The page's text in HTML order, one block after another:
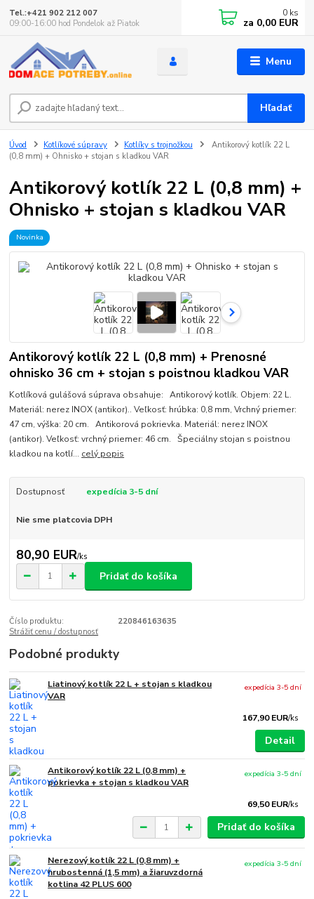
Menu
Hľadať
Tel.:+421 902 212 007
09:00-16:00 hod Pondelok až Piatok
0 ks
za 0,00 EUR
Úvod Kotlíkové súpravy Kotlíky s trojnožkou
Antikorový kotlík 22 L
(0,8 mm) + Ohnisko + stojan s kladkou VAR
Antikorový kotlík 22 L (0,8 mm) +
Ohnisko + stojan s kladkou VAR
Novinka
Antikorový kotlík 22 L (0,8 mm) + Prenosné
ohnisko 36 cm + stojan s poistnou kladkou VAR
Kotlíková gulášová súprava obsahuje: Antikorový kotlík. Objem: 22 L.
Materiál: nerez INOX (antikor).. Veľkosť: hrúbka: 0,8 mm, Vrchný priemer:
47 cm, výška: 20 cm. Antikorová pokrievka. Materiál: nerez INOX
(antikor). Veľkosť: vrchný priemer: 46 cm. Špeciálny stojan s poistnou
kladkou na kotlí... celý popis
Dostupnosť expedícia 3-5 dní
Nie sme platcovia DPH
80,90 EUR/ks
Pridať do košíka
Číslo produktu:
220846163635
Strážiť cenu / dostupnosť
Podobné produkty
Liatinový kotlík 22 L + stojan s kladkou
VAR
167,90 EUR/ks
expedícia 3-5 dní
Detail
Antikorový kotlík 22 L (0,8 mm) +
pokrievka + stojan s kladkou VAR
69,50 EUR/ks
expedícia 3-5 dní
Pridať do košíka
Nerezový kotlík 22 L (0,8 mm) +
hrubostenná (1,5 mm) a žiaruvzdorná
kotlina 42 PLUS 600
expedícia 3-5 dní